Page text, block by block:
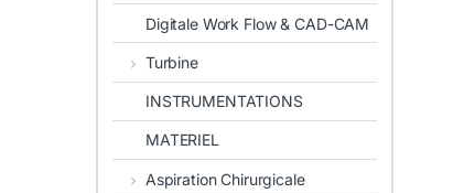
Digitale Work Flow & CAD-CAM
Turbine
INSTRUMENTATIONS
MATERIEL
Aspiration Chirurgicale